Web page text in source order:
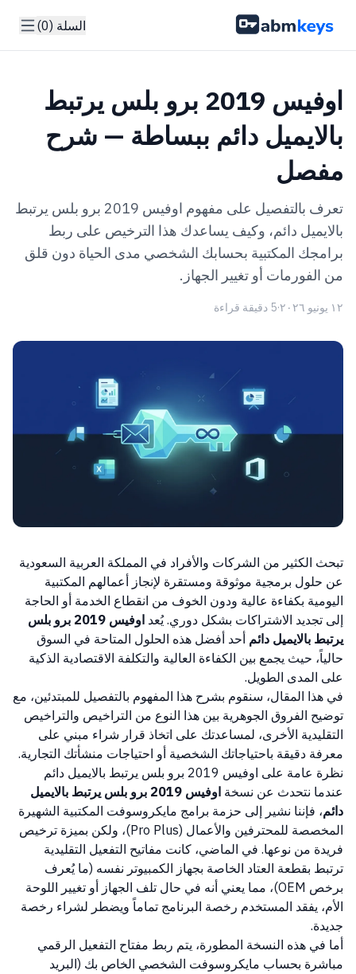
السلة (0)
اوفيس 2019 برو بلس يرتبط
بالايميل دائم ببساطة — شرح
مفصل
تعرف بالتفصيل على مفهوم اوفيس 2019 برو بلس يرتبط
بالايميل دائم، وكيف يساعدك هذا الترخيص على ربط
برامجك المكتبية بحسابك الشخصي مدى الحياة دون قلق
من الفورمات أو تغيير الجهاز.
١٢ يونيو ٢٠٢٦ ·5 دقيقة قراءة
تبحث الكثير من الشركات والأفراد في المملكة العربية السعودية
عن حلول برمجية موثوقة ومستقرة لإنجاز أعمالهم المكتبية
اليومية بكفاءة عالية ودون الخوف من انقطاع الخدمة أو الحاجة
إلى تجديد الاشتراكات بشكل دوري. يُعد
اوفيس 2019 برو بلس
يرتبط بالايميل دائم أحد أفضل هذه الحلول المتاحة في السوق
حالياً، حيث يجمع بين الكفاءة العالية والتكلفة الاقتصادية الذكية
على المدى الطويل.
في هذا المقال، سنقوم بشرح هذا المفهوم بالتفصيل للمبتدئين، مع
توضيح الفروق الجوهرية بين هذا النوع من التراخيص والتراخيص
التقليدية الأخرى، لمساعدتك على اتخاذ قرار شراء مبني على
معرفة دقيقة باحتياجاتك الشخصية أو احتياجات منشأتك التجارية.
نظرة عامة على اوفيس 2019 برو بلس يرتبط بالايميل دائم
عندما نتحدث عن نسخة
اوفيس 2019 برو بلس يرتبط بالايميل
دائم، فإننا نشير إلى حزمة برامج مايكروسوفت المكتبية الشهيرة
المخصصة للمحترفين والأعمال (Pro Plus)، ولكن بميزة ترخيص
فريدة من نوعها. في الماضي، كانت مفاتيح التفعيل التقليدية
ترتبط بقطعة العتاد الخاصة بجهاز الكمبيوتر نفسه (ما يُعرف
برخص OEM)، مما يعني أنه في حال تلف الجهاز أو تغيير اللوحة
الأم، يفقد المستخدم رخصة البرنامج تماماً ويضطر لشراء رخصة
جديدة.
أما في هذه النسخة المطورة، يتم ربط مفتاح التفعيل الرقمي
مباشرة بحساب مايكروسوفت الشخصي الخاص بك (البريد